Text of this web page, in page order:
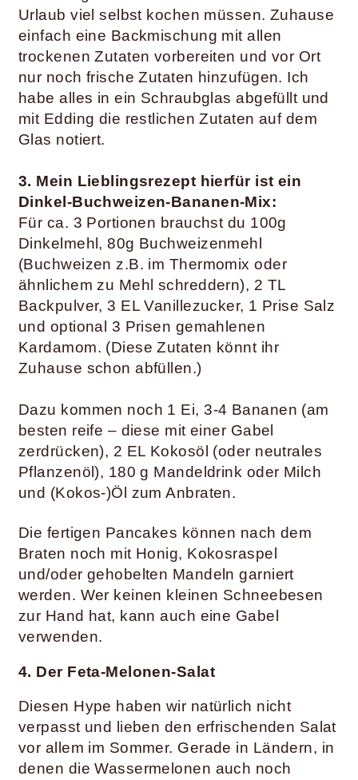
Urlaub viel selbst kochen müssen. Zuhause
einfach eine Backmischung mit allen
trockenen Zutaten vorbereiten und vor Ort
nur noch frische Zutaten hinzufügen. Ich
habe alles in ein Schraubglas abgefüllt und
mit Edding die restlichen Zutaten auf dem
Glas notiert.
3. Mein Lieblingsrezept hierfür ist ein
Dinkel-Buchweizen-Bananen-Mix:
Für ca. 3 Portionen brauchst du 100g
Dinkelmehl, 80g Buchweizenmehl
(Buchweizen z.B. im Thermomix oder
ähnlichem zu Mehl schreddern), 2 TL
Backpulver, 3 EL Vanillezucker, 1 Prise Salz
und optional 3 Prisen gemahlenen
Kardamom. (Diese Zutaten könnt ihr
Zuhause schon abfüllen.)
Dazu kommen noch 1 Ei, 3-4 Bananen (am
besten reife – diese mit einer Gabel
zerdrücken), 2 EL Kokosöl (oder neutrales
Pflanzenöl), 180 g Mandeldrink oder Milch
und (Kokos-)Öl zum Anbraten.
Die fertigen Pancakes können nach dem
Braten noch mit Honig, Kokosraspel
und/oder gehobelten Mandeln garniert
werden. Wer keinen kleinen Schneebesen
zur Hand hat, kann auch eine Gabel
verwenden.
4. Der Feta-Melonen-Salat
Diesen Hype haben wir natürlich nicht
verpasst und lieben den erfrischenden Salat
vor allem im Sommer. Gerade in Ländern, in
denen die Wassermelonen auch noch